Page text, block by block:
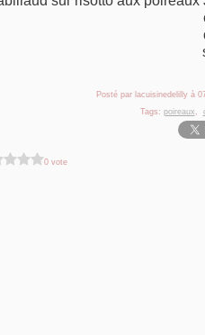
Posté par lacuisinedelilly à
Tags: poireaux ,
0 vote